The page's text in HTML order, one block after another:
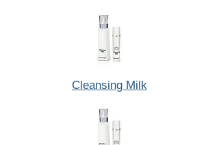
Cleansing Milk